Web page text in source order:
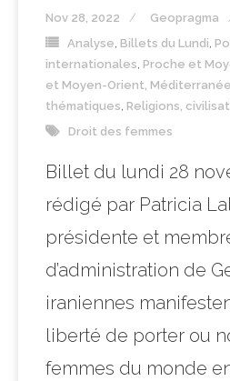
Nov 28, 2022
Geopragma
Analyse, Billets du Lundi,
internationales, Proche et
et Moyen-Orient, Méditerranée
thématiques, Religions,
Droit des femmes
Billet du lundi 28
rédigé par Patricia
présidente et
d’administration de
iraniennes
liberté de porter ou
femmes du monde